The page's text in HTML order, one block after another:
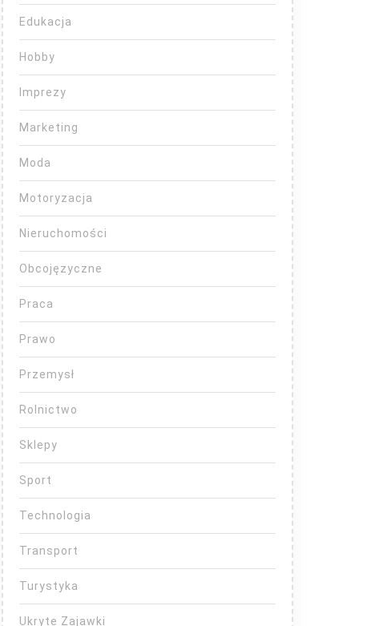
Edukacja
Hobby
Imprezy
Marketing
Moda
Motoryzacja
Nieruchomości
Obcojęzyczne
Praca
Prawo
Przemysł
Rolnictwo
Sklepy
Sport
Technologia
Transport
Turystyka
Ukryte Zajawki